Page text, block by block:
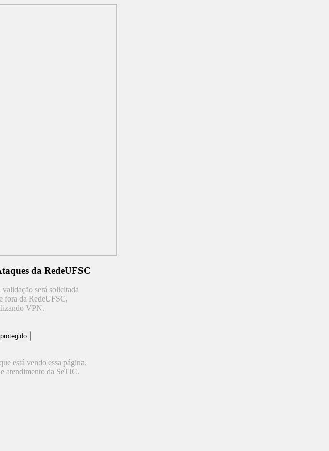
da RedeUFSC
validação será solicitada
fora da RedeUFSC,
VPN.
está vendo essa página,
atendimento da SeTIC.